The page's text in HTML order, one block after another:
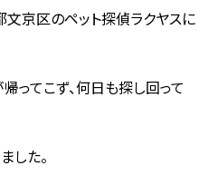
京区のペット探偵ラクヤスに
ってこず、何日も探し回って
した。